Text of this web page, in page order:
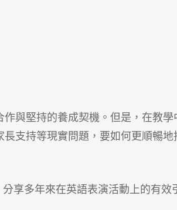
與堅持的養成契機。但是，在教學
支持等現實問題，要如何更順暢地
享多年來在英語表演活動上的有效